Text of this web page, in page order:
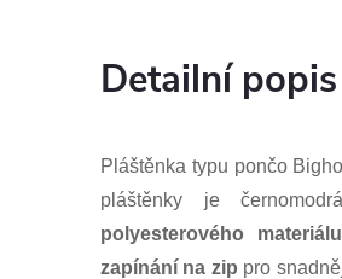
Detailní
Pláštěnka typu pončo
pláštěnky je
polyesterového materiálu
zapínání na zip pro